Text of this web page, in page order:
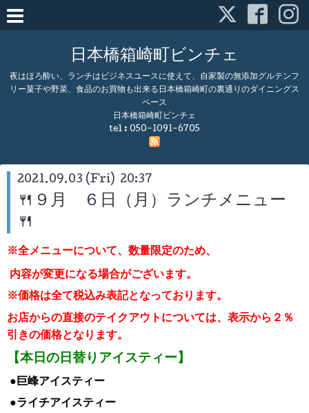
日本橋箱崎町ビンチェ
夜はほろ酔い、ランチはビジネスユースに使えて、自家製の無添加グルテンフ
リー菓子や野菜、食品のお買物も出来る日本橋箱崎町の裏通りのダイニングス
ペース
日本橋箱崎町ビンチェ
tel : 050-1091-6705
2021.09.03 (Fri) 20:37
🍴９月 ６日（月）ランチメニュー
🍴
※全メニューについて、数量限定のため、
内容が変更になる場合がございます。
※価格は全て税込み表記となっております。
お店からの直接のテイクアウトについては、表示から２％
引きの価格となります。
【本日の日替りアイスティー】
●巨峰アイスティー
●ライチアイスティー